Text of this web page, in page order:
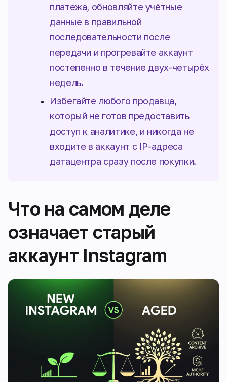
платежа, обновляйте учётные
данные в правильной
последовательности после
передачи и прогревайте аккаунт
постепенно в течение двух-четырёх
недель.
Избегайте любого продавца,
который не готов предоставить
доступ к аналитике, и никогда не
входите в аккаунт с IP-адреса
датацентра сразу после покупки.
Что на самом деле
означает старый
аккаунт Instagram